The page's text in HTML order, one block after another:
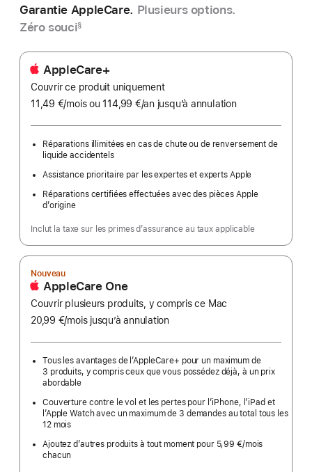
Garantie AppleCare. Plusieurs options.
Zéro souci§
AppleCare+
Couvrir ce produit uniquement
11,49 €/moispar
ou 114,99 €/an par
jusqu’à annulation
Réparations illimitées en cas de chute ou de renversement de
liquide accidentels
Assistance prioritaire par les expertes et experts Apple
Réparations certifiées effectuées avec des pièces Apple
d’origine
Inclut la taxe sur les primes d’assurance au taux applicable
Nouveau
AppleCare One
Couvrir plusieurs produits, y compris ce Mac
20,99 €/moispar
jusqu’à annulation
Tous les avantages de l’AppleCare+ pour un maximum de
3 produits, y compris ceux que vous possédez déjà, à un prix
abordable
Couverture contre le vol et les pertes pour l’iPhone, l’iPad et
l’Apple Watch avec un maximum de 3 demandes au total tous les
12 mois
Ajoutez d’autres produits à tout moment pour 5,99 €/mois
chacun